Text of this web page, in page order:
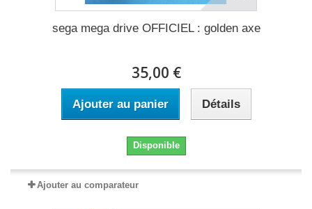
sega mega drive OFFICIEL : golden axe
35,00 €
Ajouter au panier Détails
Disponible
Ajouter au comparateur